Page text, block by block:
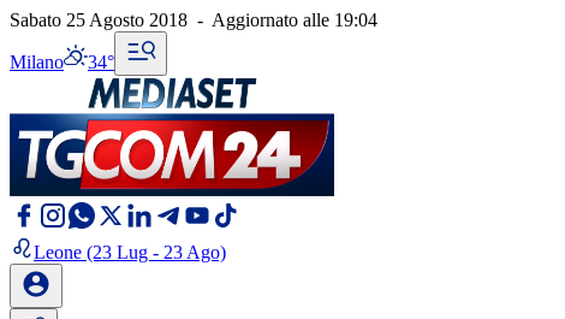
Sabato 25 Agosto 2018 - Aggiornato alle 19:04
Milano 34°
Leone (23 Lug - 23 Ago)